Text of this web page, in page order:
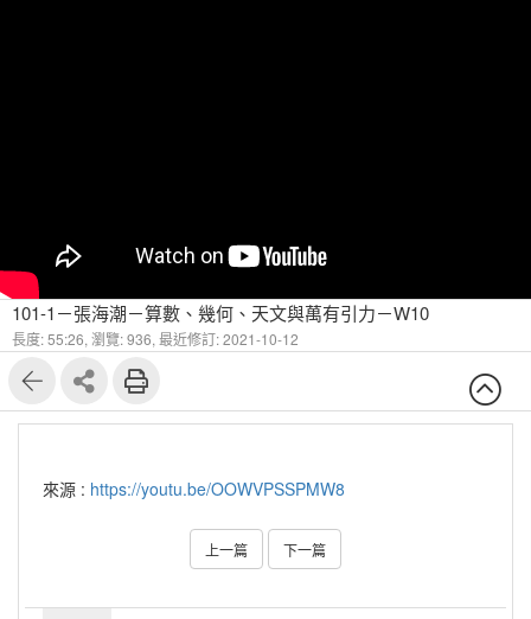
101-1－張海潮－算數、幾何、天文與萬有引力－W10
長度: 55:26, 瀏覽: 936, 最近修訂: 2021-10-12
來源 : https://youtu.be/OOWVPSSPMW8
上一篇 下一篇